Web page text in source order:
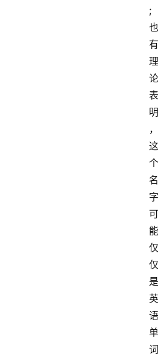
;
也
有
理
论
表
明
，
这
个
名
字
可
能
仅
仅
是
英
语
单
词